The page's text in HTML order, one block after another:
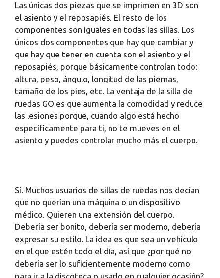
Las únicas dos piezas que se imprimen en 3D son
el asiento y el reposapiés. El resto de los
componentes son iguales en todas las sillas. Los
únicos dos componentes que hay que cambiar y
que hay que tener en cuenta son el asiento y el
reposapiés, porque básicamente controlan todo:
altura, peso, ángulo, longitud de las piernas,
tamaño de los pies, etc. La ventaja de la silla de
ruedas GO es que aumenta la comodidad y reduce
las lesiones porque, cuando algo está hecho
específicamente para ti, no te mueves en el
asiento y puedes controlar mucho más el cuerpo.
Sí. Muchos usuarios de sillas de ruedas nos decían
que no querían una máquina o un dispositivo
médico. Quieren una extensión del cuerpo.
Debería ser bonito, debería ser moderno, debería
expresar su estilo. La idea es que sea un vehículo
en el que estén todo el día, así que ¿por qué no
debería ser lo suficientemente moderno como
para ir a la discoteca o usarlo en cualquier ocasión?